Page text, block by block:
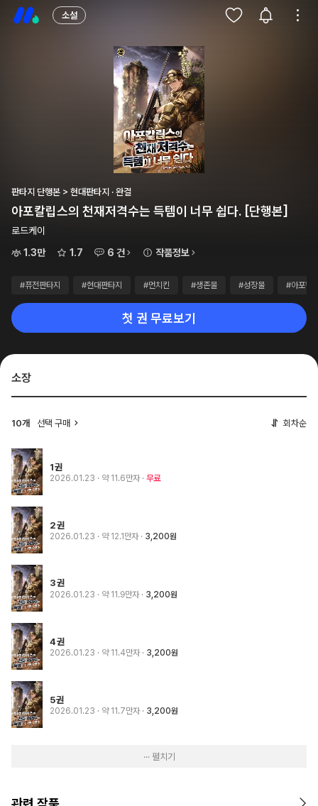
소설
판타지 단행본 > 현대판타지 · 완결
아포칼립스의 천재저격수는 득템이 너무 쉽다. [단행본]
로드케이
1.3만
1.7 6 건 작품정보
#퓨전판타지 #현대판타지 #먼치킨 #생존물 #성장물 #아포칼
첫 권 무료보기
소장
10개 선택 구매 회차순
1권
2026.01.23 · 약 11.6만자 무료
2권
2026.01.23 · 약 12.1만자 3,200원
3권
2026.01.23 · 약 11.9만자 3,200원
4권
2026.01.23 · 약 11.4만자 3,200원
5권
2026.01.23 · 약 11.7만자 3,200원
··· 펼치기